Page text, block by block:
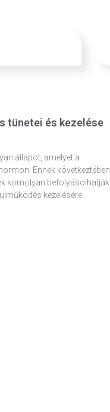
tünetei és kezelése
állapot, amelyet a
Ennek következtében
komolyan befolyásolhatják
kezelésére